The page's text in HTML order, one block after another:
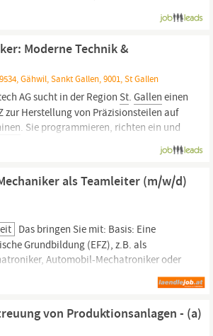
Angebot für erfahrene Fachleute.
persönlich durch den ganzen Weg der
Moderne Technik &
Gähwil, Sankt Gallen, 9001, St Gallen
AG sucht in der Region St. Gallen einen
zur Herstellung von Präzisionsteilen auf
. Sie programmieren, richten ein und
und führen
Sie arbeiten an der Wartung der
bei...
als Teamleiter (m/w/d)
Das bringen Sie mit: Basis: Eine
Grundbildung (EFZ), z.B. als
Automobil-Mechatroniker oder
Handwerkliches Geschick und eine
für komplexe
Maschinenabläufe.
mit dem PC (für die
von Produktionsanlagen - (a)